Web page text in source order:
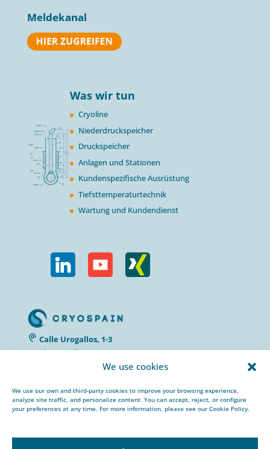
We use cookies
We use our own and third-party cookies to improve your browsing experience,
analyze site traffic, and personalize content. You can accept, reject, or configure
your preferences at any time. For more information, please see our Cookie Policy.
Meldekanal
Was wir tun
Cryoline
Niederdruckspeicher
Druckspeicher
Anlagen und Stationen
Kundenspezifische Ausrüstung
Tiefsttemperaturtechnik
Wartung und Kundendienst
Calle Urogallos, 1-3
P.I. El Cascajal 28320
+34 912 959 367
cryospain@cryospain.com